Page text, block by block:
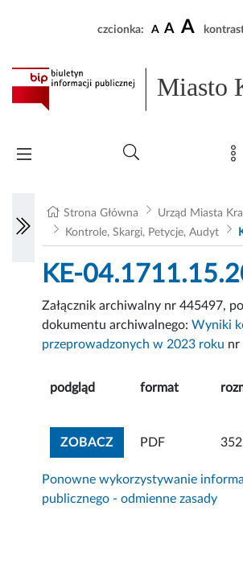
czcionka: A A A
Miasto
Strona Główna
Urząd Miasta
Kontrole, Skargi, Petycje, Audyt
KE-
Załącznik archiwalny nr 445497,
dokumentu archiwalnego:Wyniki
przeprowadzonych w 2023 roku nr
podgląd format
ZOBACZZOBACZ ZAŁĄCZNIK
PDF
Ponowne wykorzystywanie
publicznego - odmienne zasady